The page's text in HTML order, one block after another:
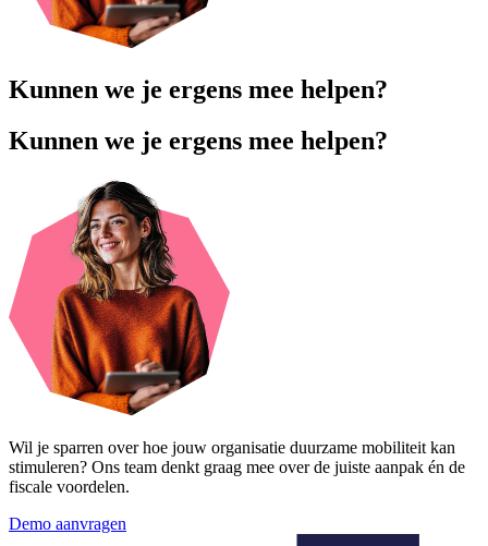
Kunnen we je ergens mee helpen?
Kunnen we je ergens mee helpen?
Wil je sparren over hoe jouw organisatie duurzame mobiliteit kan
stimuleren? Ons team denkt graag mee over de juiste aanpak én de
fiscale voordelen.
Demo aanvragen